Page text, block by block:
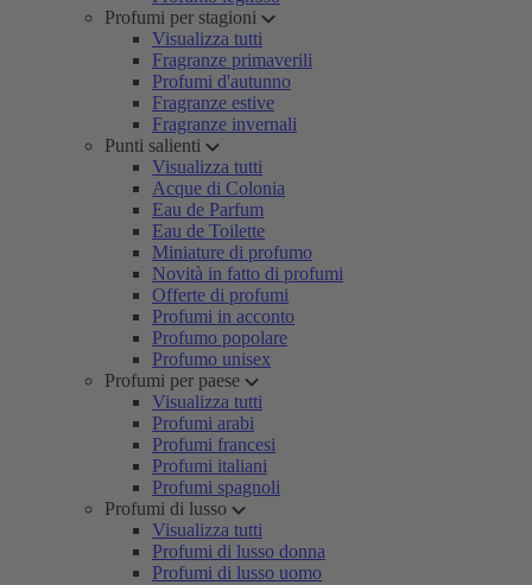
Profumi per stagioni
Visualizza tutti
Fragranze primaverili
Profumi d'autunno
Fragranze estive
Fragranze invernali
Punti salienti
Visualizza tutti
Acque di Colonia
Eau de Parfum
Eau de Toilette
Miniature di profumo
Novità in fatto di profumi
Offerte di profumi
Profumi in acconto
Profumo popolare
Profumo unisex
Profumi per paese
Visualizza tutti
Profumi arabi
Profumi francesi
Profumi italiani
Profumi spagnoli
Profumi di lusso
Visualizza tutti
Profumi di lusso donna
Profumi di lusso uomo